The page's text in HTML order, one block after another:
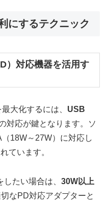
にするテクニック
）対応機器を活用す
大化するには、 USB
対応が鍵となります。ソ
18W～27W）に対応し
ています。
たい場合は、 30W以上
なPD対応アダプターと